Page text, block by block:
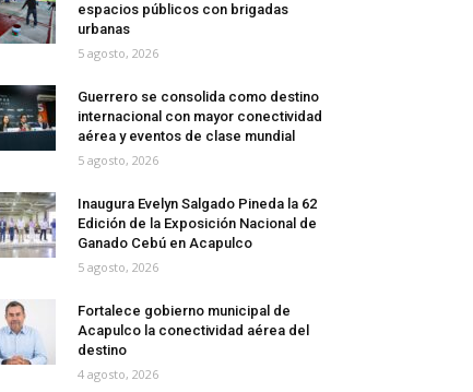
espacios públicos con brigadas
urbanas
5 agosto, 2026
Guerrero se consolida como destino
internacional con mayor conectividad
aérea y eventos de clase mundial
5 agosto, 2026
Inaugura Evelyn Salgado Pineda la 62
Edición de la Exposición Nacional de
Ganado Cebú en Acapulco
5 agosto, 2026
Fortalece gobierno municipal de
Acapulco la conectividad aérea del
destino
4 agosto, 2026